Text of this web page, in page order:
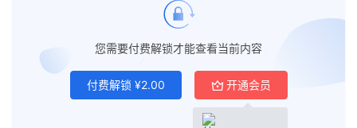
您需要付费解锁才能查看当前内容
付费解锁 ¥2.00 开通会员